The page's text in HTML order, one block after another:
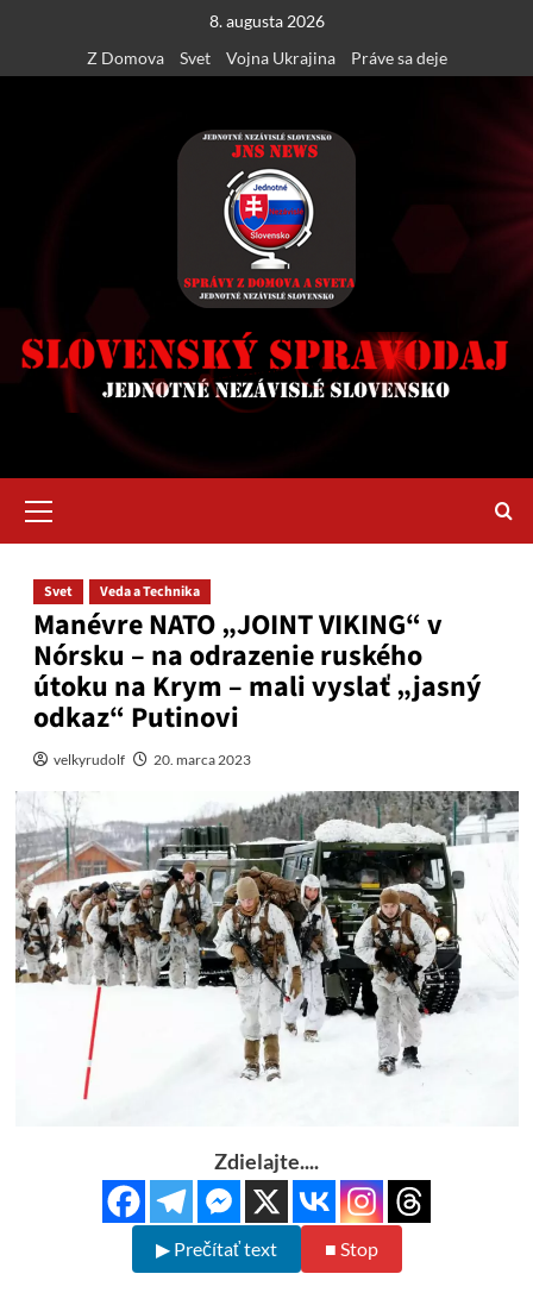
content
8. augusta 2026
Z Domova
Svet Vojna Ukrajina Práve sa deje
Menu
Svet Veda a Technika
Manévre NATO „JOINT VIKING“ v
Nórsku – na odrazenie ruského
útoku na Krym – mali vyslať „jasný
odkaz“ Putinovi
velkyrudolf 20. marca 2023
Zdielajte....
▶ Prečítať text ■ Stop